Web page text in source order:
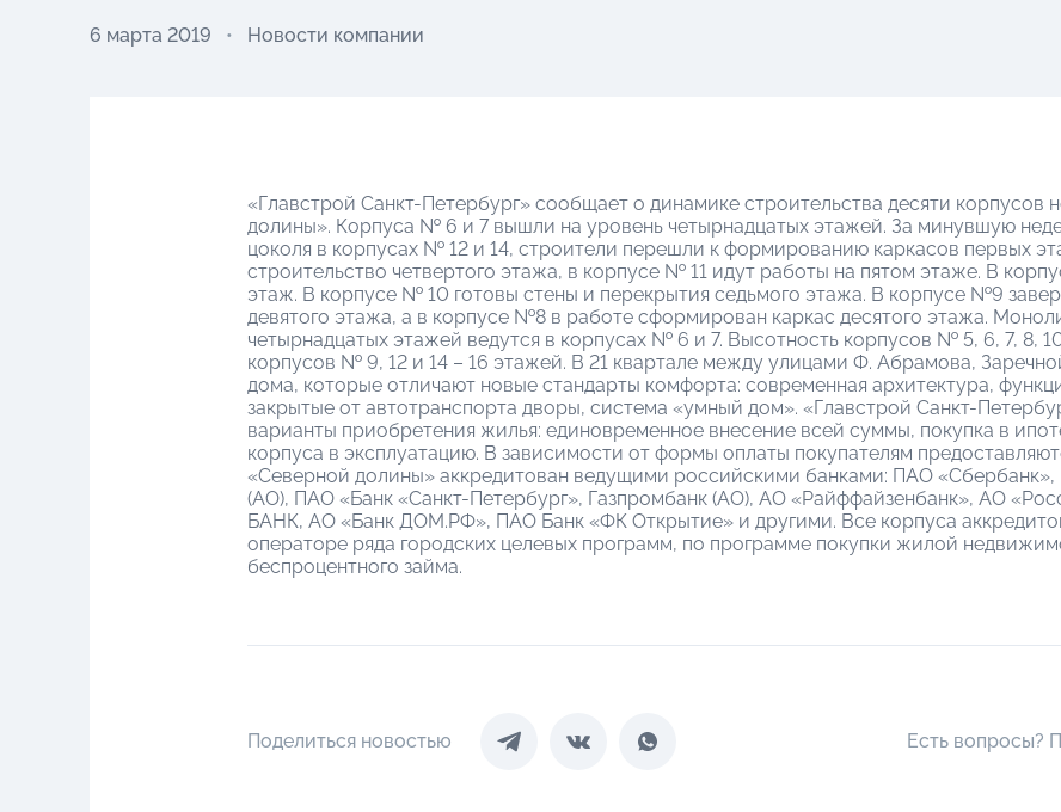
6 марта 2019 Новости компании
«Главстрой Санкт-Петербург» сообщает о динамике строительства десяти корпусов
долины». Корпуса № 6 и 7 вышли на уровень четырнадцатых этажей. За минувшую
цоколя в корпусах № 12 и 14, строители перешли к формированию каркасов первых
строительство четвертого этажа, в корпусе № 11 идут работы на пятом этаже. В
этаж. В корпусе № 10 готовы стены и перекрытия седьмого этажа. В корпусе №9
девятого этажа, а в корпусе №8 в работе сформирован каркас десятого этажа.
четырнадцатых этажей ведутся в корпусах № 6 и 7. Высотность корпусов № 5, 6, 7, 8,
корпусов № 9, 12 и 14 – 16 этажей. В 21 квартале между улицами Ф. Абрамова,
дома, которые отличают новые стандарты комфорта: современная архитектура,
закрытые от автотранспорта дворы, система «умный дом». «Главстрой Санкт-
варианты приобретения жилья: единовременное внесение всей суммы, покупка в
корпуса в эксплуатацию. В зависимости от формы оплаты покупателям
«Северной долины» аккредитован ведущими российскими банками: ПАО
(АО), ПАО «Банк «Санкт-Петербург», Газпромбанк (АО), АО «Райффайзенбанк», АО
БАНК, АО «Банк ДОМ.РФ», ПАО Банк «ФК Открытие» и другими. Все корпуса
операторе ряда городских целевых программ, по программе покупки жилой
беспроцентного займа.
Поделиться новостью Есть вопросы?